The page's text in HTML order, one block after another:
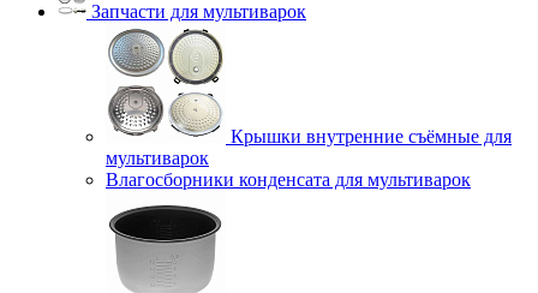
Запчасти для мультиварок
Крышки внутренние съёмные для
мультиварок
Влагосборники конденсата для мультиварок